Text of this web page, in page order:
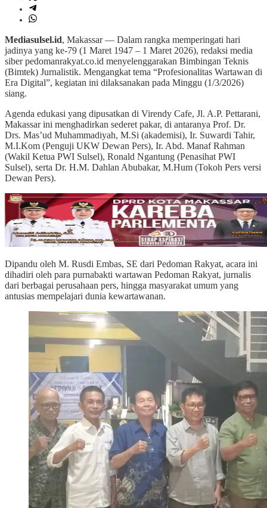
Mediasulsel.id, Makassar — Dalam rangka memperingati hari
jadinya yang ke-79 (1 Maret 1947 – 1 Maret 2026), redaksi media
siber pedomanrakyat.co.id menyelenggarakan Bimbingan Teknis
(Bimtek) Jurnalistik. Mengangkat tema “Profesionalitas Wartawan di
Era Digital”, kegiatan ini dilaksanakan pada Minggu (1/3/2026)
siang.
Agenda edukasi yang dipusatkan di Virendy Cafe, Jl. A.P. Pettarani,
Makassar ini menghadirkan sederet pakar, di antaranya Prof. Dr.
Drs. Mas’ud Muhammadiyah, M.Si (akademisi), Ir. Suwardi Tahir,
M.I.Kom (Penguji UKW Dewan Pers), Ir. Abd. Manaf Rahman
(Wakil Ketua PWI Sulsel), Ronald Ngantung (Penasihat PWI
Sulsel), serta Dr. H.M. Dahlan Abubakar, M.Hum (Tokoh Pers versi
Dewan Pers).
Dipandu oleh M. Rusdi Embas, SE dari Pedoman Rakyat, acara ini
dihadiri oleh para purnabakti wartawan Pedoman Rakyat, jurnalis
dari berbagai perusahaan pers, hingga masyarakat umum yang
antusias mempelajari dunia kewartawanan.